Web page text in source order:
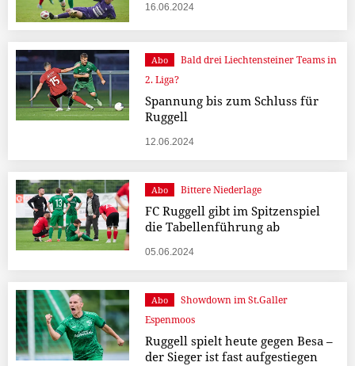
16.06.2024
Abo
Bald drei Liechtensteiner Teams in
2. Liga?
Spannung bis zum Schluss für
Ruggell
12.06.2024
Abo Bittere Niederlage
FC Ruggell gibt im Spitzenspiel
die Tabellenführung ab
05.06.2024
Abo
Showdown im St.Galler
Espenmoos
Ruggell spielt heute gegen Besa –
der Sieger ist fast aufgestiegen